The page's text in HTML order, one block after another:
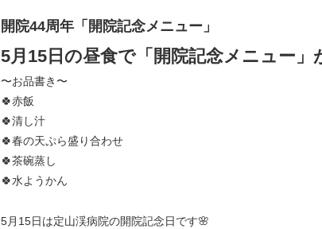
開院44周年「開院記念メニュー」
5月15日の昼食で「開院記念メニュー
〜お品書き〜
🍀赤飯
🍀清し汁
🍀春の天ぷら盛り合わせ
🍀茶碗蒸し
🍀水ようかん
5月15日は定山渓病院の開院記念日です🌸